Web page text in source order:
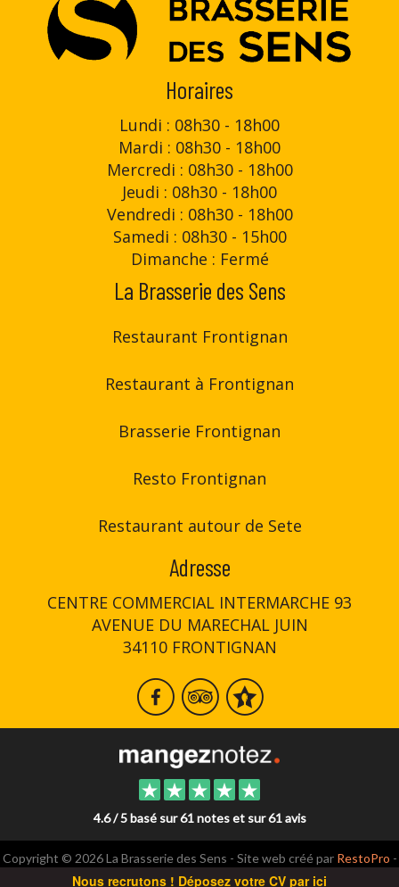
Horaires
Lundi : 08h30 - 18h00
Mardi : 08h30 - 18h00
Mercredi : 08h30 - 18h00
Jeudi : 08h30 - 18h00
Vendredi : 08h30 - 18h00
Samedi : 08h30 - 15h00
Dimanche : Fermé
La Brasserie des Sens
Restaurant Frontignan
Restaurant à Frontignan
Brasserie Frontignan
Resto Frontignan
Restaurant autour de Sete
Adresse
CENTRE COMMERCIAL INTERMARCHE 93
AVENUE DU MARECHAL JUIN
34110 FRONTIGNAN
4.6 / 5 basé sur 61 notes et sur 61 avis
Copyright © 2026 La Brasserie des Sens - Site web créé par RestoPro -
mentions légales
Nous recrutons ! Déposez votre CV par ici